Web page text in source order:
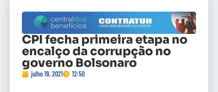
CPI fecha primeira etapa no
encalço da corrupção no
governo Bolsonaro
julho 19, 2021 12:50